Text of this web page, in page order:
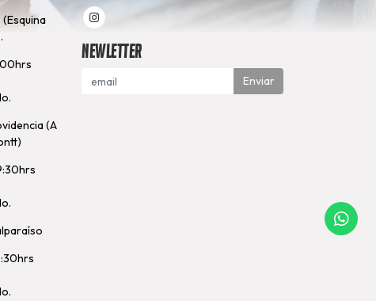
(A
Newletter
Enviar